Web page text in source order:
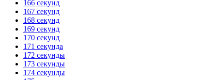
166 секунд
167 секунд
168 секунд
169 секунд
170 секунд
171 секунда
172 секунды
173 секунды
174 секунды